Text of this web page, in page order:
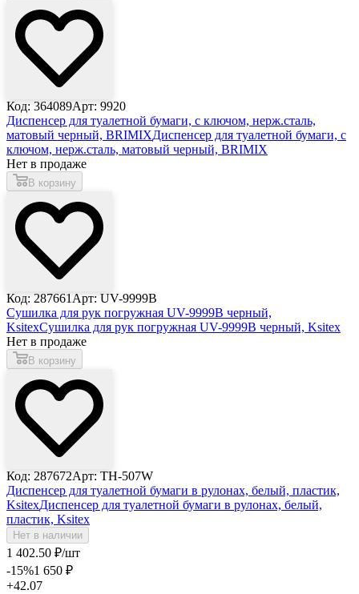
Код: 364089Арт: 9920
Диспенсер для туалетной бумаги, с ключом, нерж.сталь,
матовый черный, BRIMIXДиспенсер для туалетной бумаги, с
ключом, нерж.сталь, матовый черный, BRIMIX
Нет в продаже
В корзину
Код: 287661 Арт: UV-9999B
Сушилка для рук погружная UV-9999B черный,
KsitexСушилка для рук погружная UV-9999B черный, Ksitex
Нет в продаже
В корзину
Код: 287672Арт: ТH-507W
Диспенсер для туалетной бумаги в рулонах, белый, пластик,
KsitexДиспенсер для туалетной бумаги в рулонах, белый,
пластик, Ksitex
Нет в наличии
1 402.50 ₽/шт
-15%1 650 ₽
+42.07